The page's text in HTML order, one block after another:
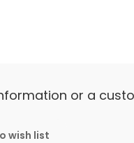
tilaisuuden
kerroksessa on
or a
wish list